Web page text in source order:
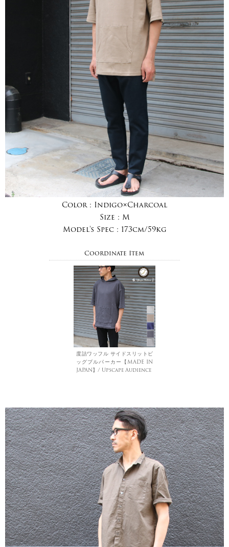
Color : Indigo×Charcoal
Size : M
Model's Spec : 173cm/59kg
Coordinate Item
度詰ワッフル サイドスリットビ
ッグプルパーカー【MADE IN
JAPAN】/ Upscape Audience